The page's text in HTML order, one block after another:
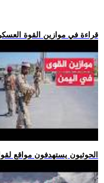
.. قراءة في موازين القوة
.. الحوثيون يستهدفون مواقع